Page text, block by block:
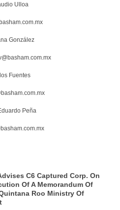
Ulloa
González
Fuentes
Peña
C6 Captured Corp. On
Of A Memorandum Of
Roo Ministry Of